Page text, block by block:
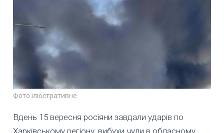
Фото ілюстративне
Вдень 15 вересня росіяни завдали ударів по
Харківському регіону, вибухи чули в обласному